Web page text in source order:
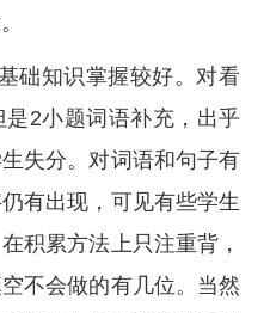
础知识掌握较好。对看
2小题词语补充，出乎
失分。对词语和句子有
有出现，可见有些学生
积累方法上只注重背，
不会做的有几位。当然